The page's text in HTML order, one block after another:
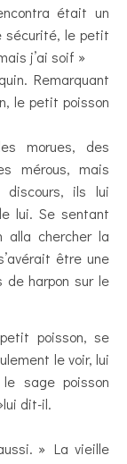
était un
sécurité, le petit
j’ai soif »
Remarquant
le petit poisson
morues, des
mérous, mais
ils lui
lui. Se sentant
alla chercher la
être une
de harpon sur le
poisson, se
le voir, lui
sage poisson
dit-il.
» La vieille